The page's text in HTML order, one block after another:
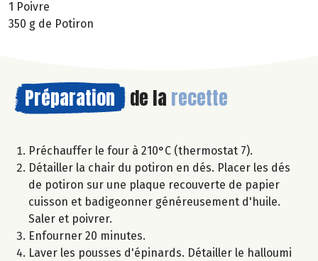
1 Poivre
350 g de Potiron
Préparation de la recette
Préchauffer le four à 210°C (thermostat 7).
Détailler la chair du potiron en dés. Placer les dés
de potiron sur une plaque recouverte de papier
cuisson et badigeonner généreusement d'huile.
Saler et poivrer.
Enfourner 20 minutes.
Laver les pousses d'épinards. Détailler le halloumi